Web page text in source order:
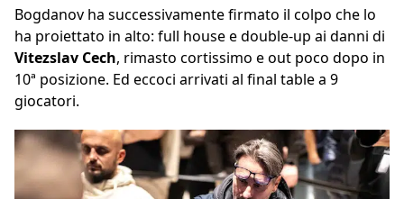
Bogdanov ha successivamente firmato il colpo che lo
ha proiettato in alto: full house e double-up ai danni di
Vitezslav Cech, rimasto cortissimo e out poco dopo in
10ª posizione. Ed eccoci arrivati al final table a 9
giocatori.